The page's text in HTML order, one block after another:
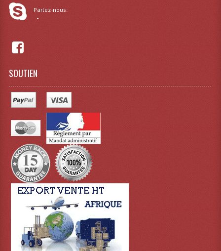
Projecteurs Par : 16 À 64 Et Autres
Stroboscopes
Câbles, Connectiques.
Câblage Electrique
Câble Rallonge DMX512 MIDI
Câbles Module, Cables Audio
Câbles Enceintes
Parlez-nous:
-
SOUTIEN